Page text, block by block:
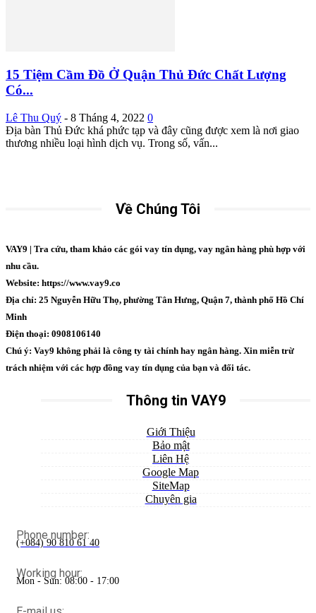
15 Tiệm Cầm Đồ Ở Quận Thủ Đức Chất Lượng
Có...
Lê Thu Quý - 8 Tháng 4, 2022 0
Địa bàn Thủ Đức khá phức tạp và đây cũng được xem là nơi giao
thương nhiều loại hình dịch vụ. Trong số, vấn...
Về Chúng Tôi
VAY9 | Tra cứu, tham khảo các gói vay tín dụng, vay ngân hàng phù hợp với
nhu cầu.
Website: https://www.vay9.co
Địa chỉ: 25 Nguyễn Hữu Thọ, phường Tân Hưng, Quận 7, thành phố Hồ Chí
Minh
Điện thoại: 0908106140
Chú ý: Vay9 không phải là công ty tài chính hay ngân hàng. Xin miễn trừ
trách nhiệm với các hợp đồng vay tín dụng của bạn và đối tác.
Thông tin VAY9
Giới Thiệu
Bảo mật
Liên Hệ
Google Map
SiteMap
Chuyên gia
Phone number:
(+084) 90 810 61 40
Working hour:
Mon - Sun: 08:00 - 17:00